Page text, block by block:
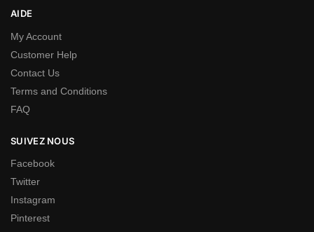
AIDE
My Account
Customer Help
Contact Us
Terms and Conditions
FAQ
SUIVEZ NOUS
Facebook
Twitter
Instagram
Pinterest